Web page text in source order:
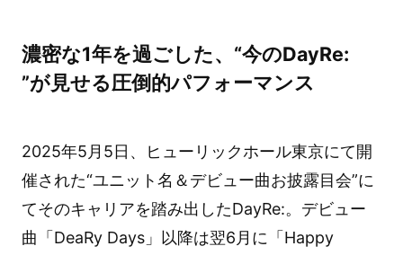
濃密な1年を過ごした、“今のDayRe:
”が見せる圧倒的パフォーマンス
2025年5月5日、ヒューリックホール東京にて開
催された“ユニット名＆デビュー曲お披露目会”に
てそのキャリアを踏み出したDayRe:。デビュー
曲「DeaRy Days」以降は翌6月に「Happy